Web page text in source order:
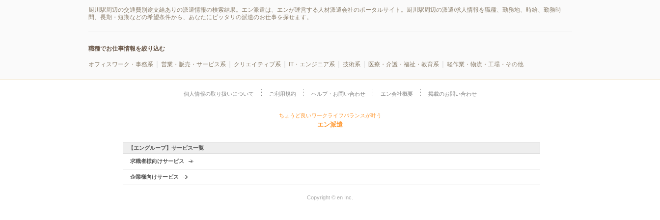
厨川駅周辺の交通費別途支給ありの派遣情報の検索結果。エン派遣は、エンが運営する人材派遣会社のポータルサイト。厨川駅周辺の派遣/求人情報を職種、勤務地、時給、勤務時
間、長期・短期などの希望条件から、あなたにピッタリの派遣のお仕事を探せます。
職種でお仕事情報を絞り込む
オフィスワーク・事務系 営業・販売・サービス系 クリエイティブ系 IT・エンジニア系 技術系 医療・介護・福祉・教育系 軽作業・物流・工場・その他
個人情報の取り扱いについて ご利用規約 ヘルプ・お問い合わせ エン会社概要 掲載のお問い合わせ
ちょうど良いワークライフバランスが叶う
エン派遣
【エングループ】サービス一覧
求職者様向けサービス
企業様向けサービス
Copyright © en Inc.